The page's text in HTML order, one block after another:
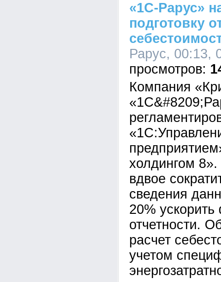
«1С-Рарус»
подготовку
Рарус, 00:13,
Компания
холдингом
вдвое
сведения
20%
отчетности.
расчет
учетом